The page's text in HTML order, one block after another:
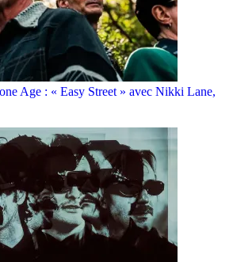
Age : « Easy Street » avec Nikki Lane,